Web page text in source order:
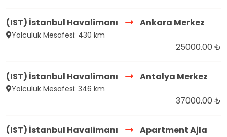
(IST) İstanbul Havalimanı Ankara Merkez
Yolculuk Mesafesi: 430 km
25000.00 ₺
(IST) İstanbul Havalimanı Antalya Merkez
Yolculuk Mesafesi: 346 km
37000.00 ₺
(IST) İstanbul Havalimanı Apartment Ajla